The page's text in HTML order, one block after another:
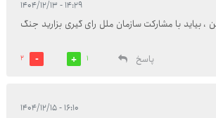
۱۴:۲۹ - ۱۴۰۴/۱۲/۱۳
بیاید با مشارکت سازمان ملل رای گیری بزارید جنگ
پاسخ
1
2
۱۶:۱۰ - ۱۴۰۴/۱۲/۱۵